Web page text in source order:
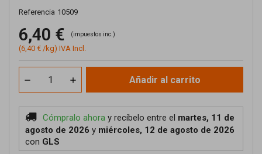
Referencia 10509
6,40 € (impuestos inc.)
(6,40 € /kg) IVA Incl.
Añadir al carrito
Cómpralo ahora y recíbelo entre el martes, 11 de
agosto de 2026 y miércoles, 12 de agosto de 2026
con GLS